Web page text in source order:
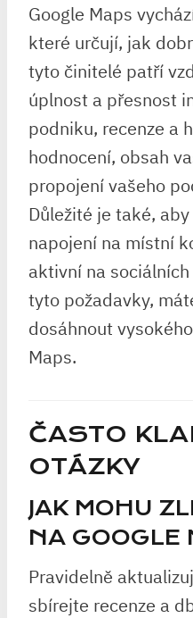
Google Maps
které určují, jak
tyto činitelé patří
úplnost a přesnost
podniku, recenze a
hodnocení, obsah
propojení vašeho
Důležité je také,
napojení na místní
aktivní na
tyto požadavky,
dosáhnout
Maps.
ČASTO
OTÁZKY
JAK MOHU
NA GOOGLE
Pravidelně
sbírejte recenze a